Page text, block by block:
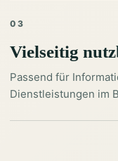
03
Vielseitig
Passend für
Dienstleistungen im